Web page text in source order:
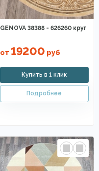
GENOVA 38388 - 626260 круг
от 19200 руб